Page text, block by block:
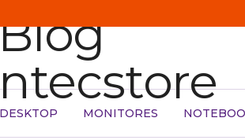
MONITORES